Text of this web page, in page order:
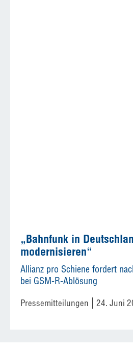
„Bahnfunk in
modernisieren“
Allianz pro Schiene fordert
bei GSM-R-Ablösung
Pressemitteilungen 24. Juni